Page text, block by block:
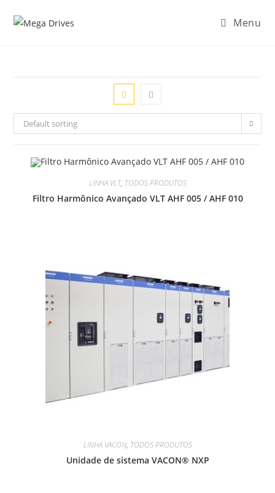
Menu
Default sorting
LINHA VLT, TODOS PRODUTOS
Filtro Harmônico Avançado VLT AHF 005 / AHF 010
LINHA VACON, TODOS PRODUTOS
Unidade de sistema VACON® NXP